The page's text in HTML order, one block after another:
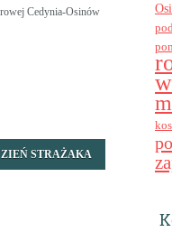
Cedynia-Osinów
STRAŻAKA